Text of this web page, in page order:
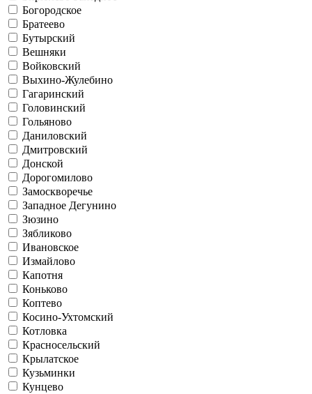
Богородское
Братеево
Бутырский
Вешняки
Войковский
Выхино-Жулебино
Гагаринский
Головинский
Гольяново
Даниловский
Дмитровский
Донской
Дорогомилово
Замоскворечье
Западное Дегунино
Зюзино
Зябликово
Ивановское
Измайлово
Капотня
Коньково
Коптево
Косино-Ухтомский
Котловка
Красносельский
Крылатское
Кузьминки
Кунцево